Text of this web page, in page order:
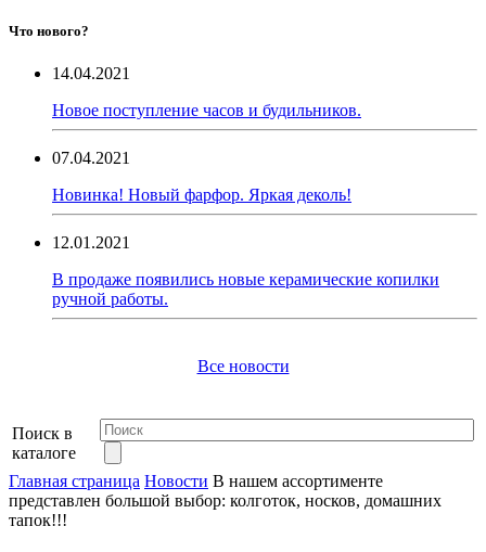
Что нового?
14.04.2021
Новое поступление часов и будильников.
07.04.2021
Новинка! Новый фарфор. Яркая деколь!
12.01.2021
В продаже появились новые керамические копилки
ручной работы.
Все новости
Поиск в
каталоге
Главная страница Новости В нашем ассортименте
представлен большой выбор: колготок, носков, домашних
тапок!!!